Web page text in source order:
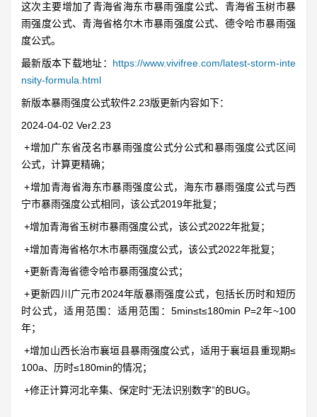
这次主要增加了青海省海东市暴雨强度公式、青海省玉树市暴
雨强度公式、青海省格尔木市暴雨强度公式、德令哈市暴雨强
度公式。
最新版本下载地址： https://www.vivifree.com/latest-storm-inte
nsity-formula.html
新版本暴雨强度公式软件2.23版更新内容如下：
2024-04-02 Ver2.23
+增加广东省茂名市暴雨强度公式分公式和暴雨强度公式区间
公式，计算更精确；
+增加青海省海东市暴雨强度公式，海东市暴雨强度公式与西
宁市暴雨强度公式相同，该公式2019年批复；
+增加青海省玉树市暴雨强度公式，该公式2022年批复；
+增加青海省格尔木市暴雨强度公式，该公式2022年批复；
+更新青海省德令哈市暴雨强度公式；
+更新四川广元市2024年版暴雨强度公式，包括长历时和短历
时公式，适用范围：适用范围：5min≤t≤180min P=2年~100
年；
+增加山西长治市襄垣县暴雨强度公式，适用于襄垣县重现期≤
100a、历时≤180min的情况；
+修正计算河北辛集、保定时“无法识别数字”的BUG。